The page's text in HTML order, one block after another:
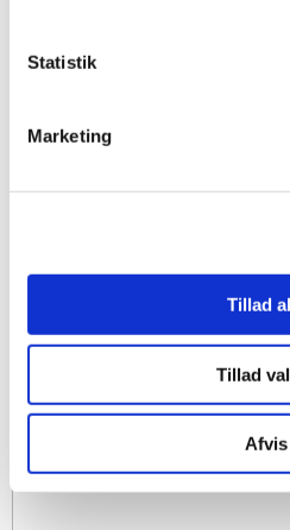
Statistik
Marketing
Tillad
Tillad
Afvis